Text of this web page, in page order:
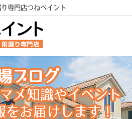
専門店つねペイント
電話
ブログ
メ知識やイベント
をお届けします！